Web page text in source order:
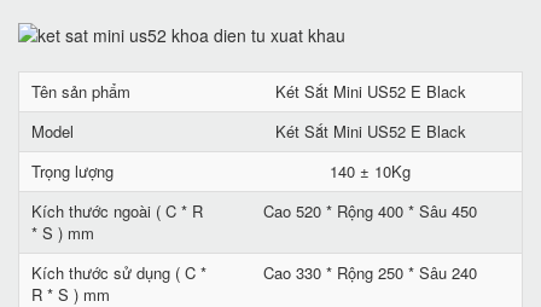
Tên sản phẩm
Két Sắt Mini US52 E Black
Model
Két Sắt Mini US52 E Black
Trọng lượng
140 ± 10Kg
Kích thước ngoài ( C * R
* S ) mm
Cao 520 * Rộng 400 * Sâu 450
Kích thước sử dụng ( C *
R * S ) mm
Cao 330 * Rộng 250 * Sâu 240